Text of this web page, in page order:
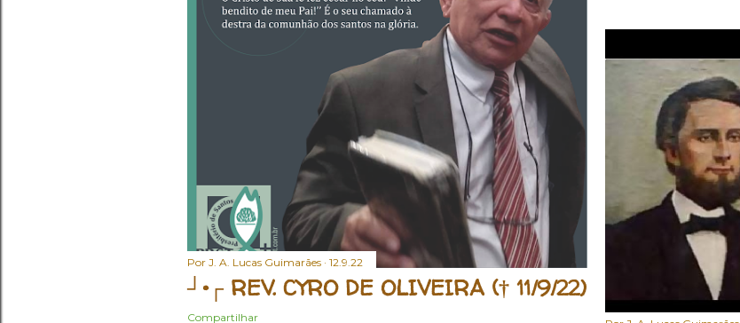
Por J. A. Lucas Guimarães 12.9.22
┘•┌ REV. CYRO DE OLIVEIRA († 11/9/22)
Compartilhar